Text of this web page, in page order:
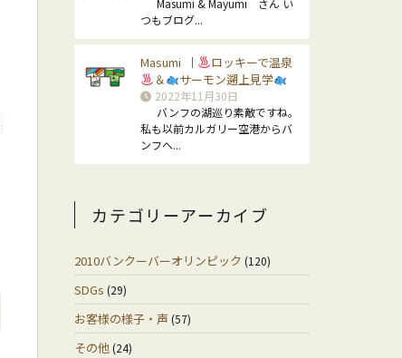
Masumi & Mayumi さん い
つもブログ...
Masumi ｜
ロッキーで温泉
＆
サーモン遡上見学
2022年11月30日
バンフの湖巡り素敵ですね。
私も以前カルガリー空港からバ
ンフへ...
カテゴリーアーカイブ
2010バンクーバーオリンピック (120)
SDGs (29)
お客様の様子・声 (57)
その他(24)